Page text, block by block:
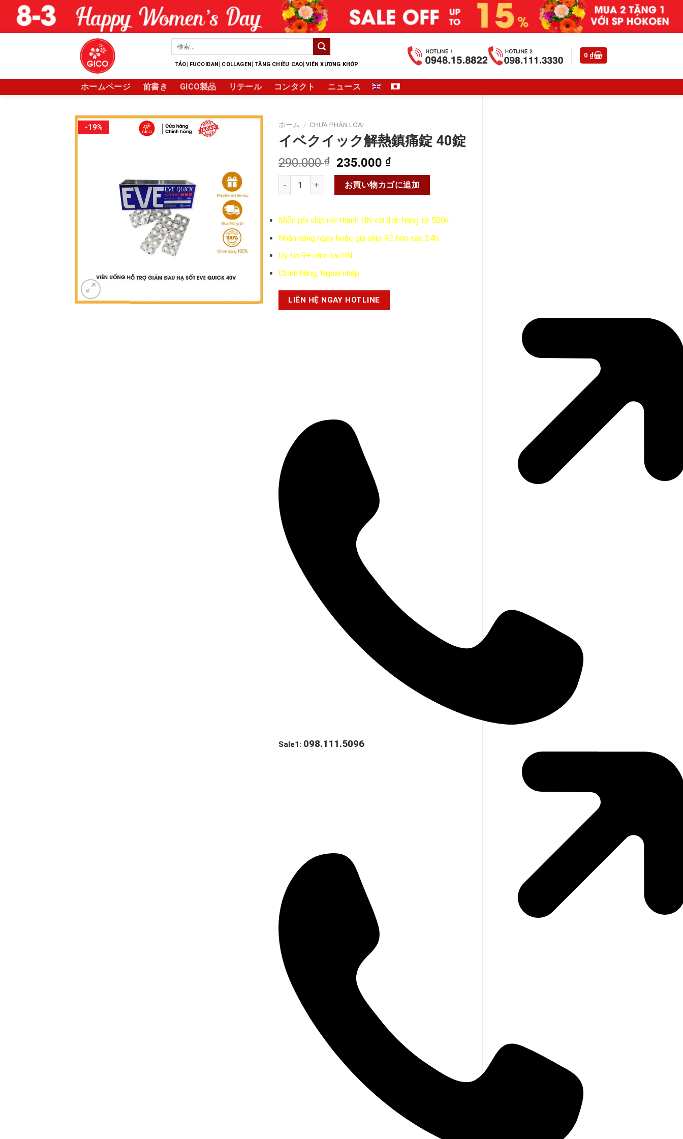
content
対TẢO| FUCOIDAN| COLLAGEN| TĂNG CHIỀU CAO|VIÊN XƯƠNG KHỚP
0 ₫
ホームページ 前書き GICO製品 リテール コンタクト ニュース
-19% ホーム / CHƯA PHÂN LOẠI
イベクイック解熱鎮痛錠 40錠
290.000₫
元
の
価
格
290.000 ₫
で
た。
235.000 ₫現
在
の
価
は
235.000 ₫
イベクイック解熱鎮痛錠 40錠個お買い物カゴに追加
Miễn phí ship nội thành HN với đơn hàng từ 500k
Nhận hàng ngay hoặc giá ship RẺ hơn sau 24h
Uy tín 9+ năm tại HN
Chính hãng, Ngoại nhập
LIÊN HỆ NGAY HOTLINE
Sale1: 098.111.5096